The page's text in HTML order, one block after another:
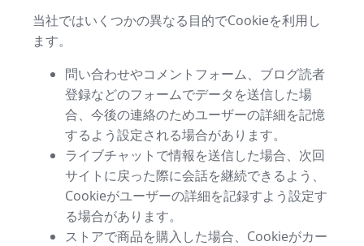
当社ではいくつかの異なる目的でCookieを利用し
ます。
問い合わせやコメントフォーム、ブログ読者
登録などのフォームでデータを送信した場
合、今後の連絡のためユーザーの詳細を記憶
するよう設定される場合があります。
ライブチャットで情報を送信した場合、次回
サイトに戻った際に会話を継続できるよう、
Cookieがユーザーの詳細を記録すよう設定す
る場合があります。
ストアで商品を購入した場合、Cookieがカー